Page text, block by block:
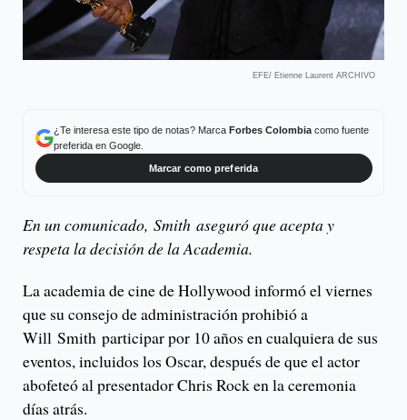
EFE/ Etienne Laurent ARCHIVO
¿Te interesa este tipo de notas? Marca Forbes Colombiacomo fuente
preferida en Google.
Marcar como preferida
En un comunicado, Smith aseguró que acepta y
respeta la decisión de la Academia.
La academia de cine de Hollywood informó el viernes
que su consejo de administración prohibió a
Will Smith participar por 10 años en cualquiera de sus
eventos, incluidos los Oscar, después de que el actor
abofeteó al presentador Chris Rock en la ceremonia
días atrás.